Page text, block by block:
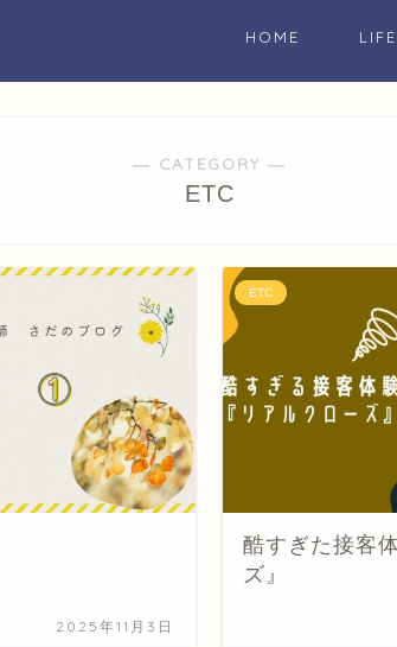
HOME
― CATEGORY ―
ETC
2025年11月3日
ETC
酷すぎた接客
ズ』